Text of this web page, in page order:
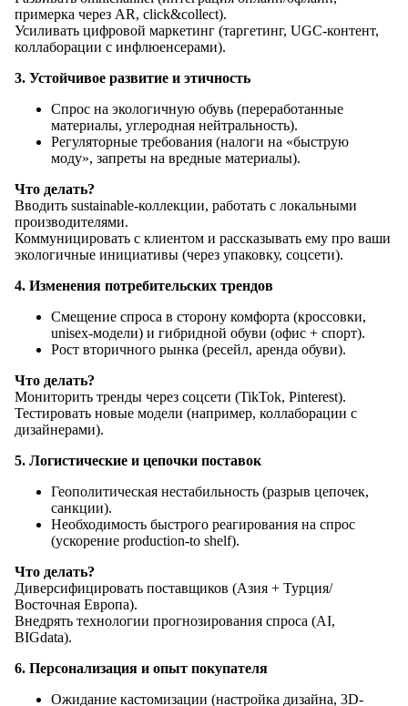
примерка через AR, click&collect).
Усиливать цифровой маркетинг (таргетинг, UGC-контент,
коллаборации с инфлюенсерами).
3. Устойчивое развитие и этичность
Спрос на экологичную обувь (переработанные
материалы, углеродная нейтральность).
Регуляторные требования (налоги на «быструю
моду», запреты на вредные материалы).
Что делать?
Вводить sustainable-коллекции, работать с локальными
производителями.
Коммуницировать с клиентом и рассказывать ему про ваши
экологичные инициативы (через упаковку, соцсети).
4. Изменения потребительских трендов
Смещение спроса в сторону комфорта (кроссовки,
unisex-модели) и гибридной обуви (офис + спорт).
Рост вторичного рынка (ресейл, аренда обуви).
Что делать?
Мониторить тренды через соцсети (TikTok, Pinterest).
Тестировать новые модели (например, коллаборации с
дизайнерами).
5. Логистические и цепочки поставок
Геополитическая нестабильность (разрыв цепочек,
санкции).
Необходимость быстрого реагирования на спрос
(ускорение production-to shelf).
Что делать?
Диверсифицировать поставщиков (Азия + Турция/
Восточная Европа).
Внедрять технологии прогнозирования спроса (AI,
BIGdata).
6. Персонализация и опыт покупателя
Ожидание кастомизации (настройка дизайна, 3D-